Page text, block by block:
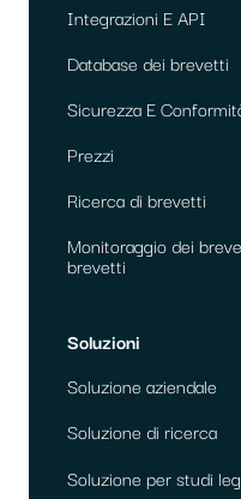
Integrazioni E API
Database dei brevetti
Sicurezza E
Prezzi
Ricerca di brevetti
Monitoraggio dei
brevetti
Soluzioni
Soluzione aziendale
Soluzione di ricerca
Soluzione per studi